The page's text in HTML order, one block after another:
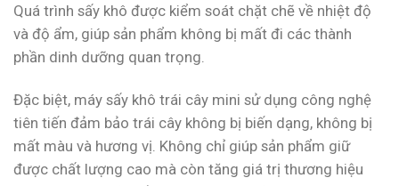
Quá trình sấy khô được kiểm soát chặt chẽ về nhiệt độ
và độ ẩm, giúp sản phẩm không bị mất đi các thành
phần dinh dưỡng quan trọng.
Đặc biệt, máy sấy khô trái cây mini sử dụng công nghệ
tiên tiến đảm bảo trái cây không bị biến dạng, không bị
mất màu và hương vị. Không chỉ giúp sản phẩm giữ
được chất lượng cao mà còn tăng giá trị thương hiệu